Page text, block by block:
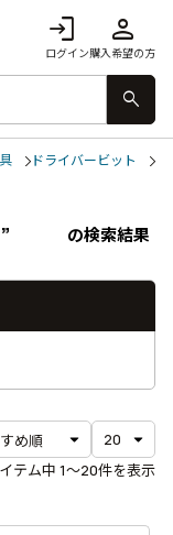
login
ログイン
person
購入希望の方
search
ドライバービット
の検索結果
テム中 1〜20件を表示